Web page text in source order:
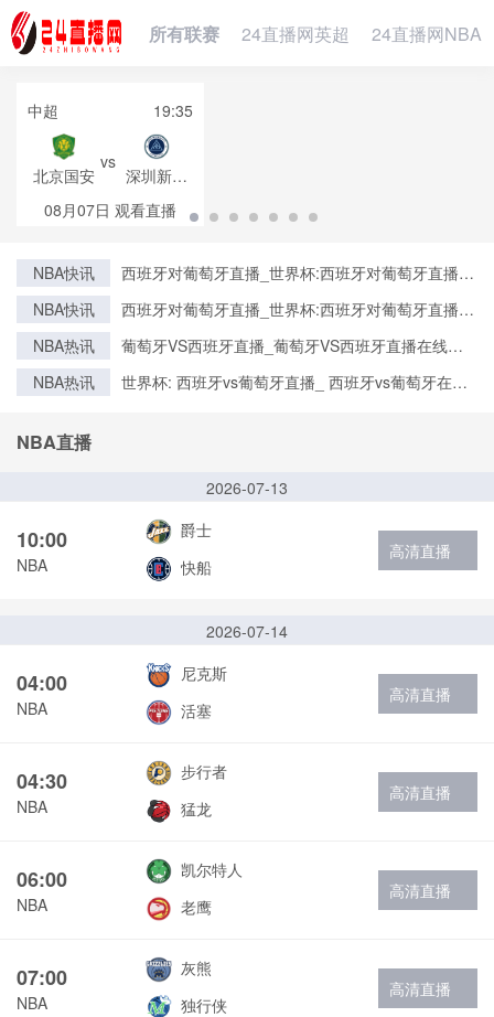
所有联赛 24直播网英超 24直播网NBA
中超 19:35
北京国安
vs
深圳新鹏
城
08月07日 观看直播
NBA快讯
西班牙对葡萄牙直播_世界杯:西班牙对葡萄牙直播免
清无插件
NBA快讯
西班牙对葡萄牙直播_世界杯:西班牙对葡萄牙直播免
清无插件
NBA热讯
葡萄牙VS西班牙直播_葡萄牙VS西班牙直播在线观
NBA热讯
世界杯: 西班牙vs葡萄牙直播_ 西班牙vs葡萄牙在线
NBA直播
2026-07-13
10:00
NBA
爵士
快船
高清直播
2026-07-14
04:00
NBA
尼克斯
活塞
高清直播
04:30
NBA
步行者
猛龙
高清直播
06:00
NBA
凯尔特人
老鹰
高清直播
07:00
NBA
灰熊
独行侠
高清直播